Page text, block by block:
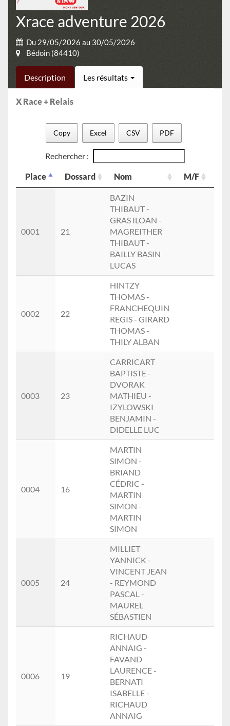
Xrace adventure 2026
Du 29/05/2026 au 30/05/2026
Bédoin (84410)
Description Les résultats
X Race + Relais
Copy Excel CSV PDF
Rechercher :
Place Dossard Nom M/F
Nom
0001 21
BAZIN
THIBAUT -
GRAS ILOAN -
MAGREITHER
THIBAUT -
BAILLY BASIN
LUCAS
0002 22
HINTZY
THOMAS -
FRANCHEQUIN
REGIS - GIRARD
THOMAS -
THILY ALBAN
0003 23
CARRICART
BAPTISTE -
DVORAK
MATHIEU -
IZYLOWSKI
BENJAMIN -
DIDELLE LUC
0004 16
MARTIN
SIMON -
BRIAND
CÉDRIC -
MARTIN
SIMON -
MARTIN
SIMON
0005 24
MILLIET
YANNICK -
VINCENT JEAN
- REYMOND
PASCAL -
MAUREL
SÉBASTIEN
0006 19
RICHAUD
ANNAIG -
FAVAND
LAURENCE -
BERNATI
ISABELLE -
RICHAUD
ANNAIG